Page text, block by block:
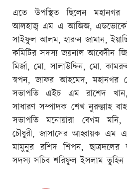
এতে উপস্থিত ছিলেন মহানগর
আলহাজ্ব এম এ আজিজ,
সাইফুল আলম, হারুন জামান,
কমিটির সদস্য জয়নাল আবেদীন
মির্জা, মো. সালাউদ্দিন, মো.
স্বপন, জাফর আহমেদ, মহানগর
সভাপতি এইচ এম রাশেদ খান,
সাধারণ সম্পাদক শেখ নুরুল্লাহ
সভাপতি মনোয়ারা বেগম
চৌধুরী, জাসাসের আহ্বায়ক এম
মামুনুর রশিদ শিপন,
সদস্য সচিব শরিফুল ইসলাম তুহিন